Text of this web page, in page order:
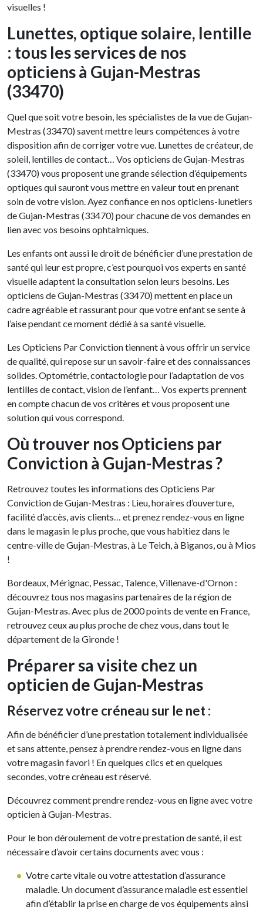
visuelles !
Lunettes, optique solaire, lentille
: tous les services de nos
opticiens à Gujan-Mestras
(33470)
Quel que soit votre besoin, les spécialistes de la vue de Gujan-
Mestras (33470) savent mettre leurs compétences à votre
disposition afin de corriger votre vue. Lunettes de créateur, de
soleil, lentilles de contact… Vos opticiens de Gujan-Mestras
(33470) vous proposent une grande sélection d’équipements
optiques qui sauront vous mettre en valeur tout en prenant
soin de votre vision. Ayez confiance en nos opticiens-lunetiers
de Gujan-Mestras (33470) pour chacune de vos demandes en
lien avec vos besoins ophtalmiques.
Les enfants ont aussi le droit de bénéficier d’une prestation de
santé qui leur est propre, c’est pourquoi vos experts en santé
visuelle adaptent la consultation selon leurs besoins. Les
opticiens de Gujan-Mestras (33470) mettent en place un
cadre agréable et rassurant pour que votre enfant se sente à
l’aise pendant ce moment dédié à sa santé visuelle.
Les Opticiens Par Conviction tiennent à vous offrir un service
de qualité, qui repose sur un savoir-faire et des connaissances
solides. Optométrie, contactologie pour l’adaptation de vos
lentilles de contact, vision de l’enfant… Vos experts prennent
en compte chacun de vos critères et vous proposent une
solution qui vous correspond.
Où trouver nos Opticiens par
Conviction à Gujan-Mestras ?
Retrouvez toutes les informations des Opticiens Par
Conviction de Gujan-Mestras : Lieu, horaires d’ouverture,
facilité d’accès, avis clients… et prenez rendez-vous en ligne
dans le magasin le plus proche, que vous habitiez dans le
centre-ville de Gujan-Mestras, à Le Teich, à Biganos, ou à Mios
!
Bordeaux, Mérignac, Pessac, Talence, Villenave-d'Ornon :
découvrez tous nos magasins partenaires de la région de
Gujan-Mestras. Avec plus de 2000 points de vente en France,
retrouvez ceux au plus proche de chez vous, dans tout le
département de la Gironde !
Préparer sa visite chez un
opticien de Gujan-Mestras
Réservez votre créneau sur le net :
Afin de bénéficier d’une prestation totalement individualisée
et sans attente, pensez à prendre rendez-vous en ligne dans
votre magasin favori ! En quelques clics et en quelques
secondes, votre créneau est réservé.
Découvrez comment prendre rendez-vous en ligne avec votre
opticien à Gujan-Mestras.
Pour le bon déroulement de votre prestation de santé, il est
nécessaire d’avoir certains documents avec vous :
Votre carte vitale ou votre attestation d’assurance
maladie. Un document d’assurance maladie est essentiel
afin d’établir la prise en charge de vos équipements ainsi